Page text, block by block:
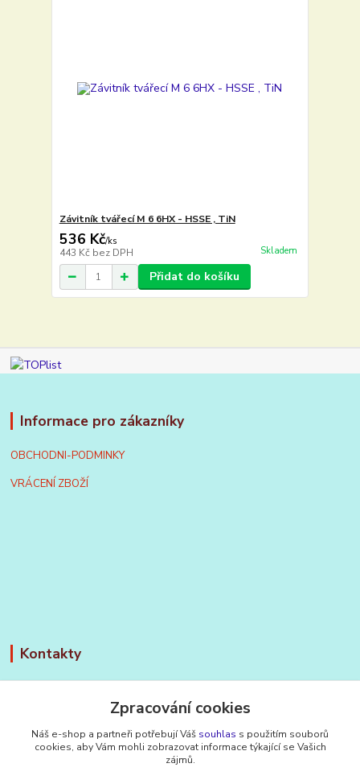
Závitník tvářecí M 6 6HX - HSSE , TiN
536 Kč/ks
443 Kč bez DPH Skladem
Přidat do košíku
Informace pro zákazníky
OBCHODNI-PODMINKY
VRÁCENÍ ZBOŽÍ
Kontakty
+420 603 260 312
Po - Pá, 7-16 hod
Zpracování cookies
Náš e-shop a partneři potřebují Váš souhlas s použitím souborů
cookies, aby Vám mohli zobrazovat informace týkající se Vašich
zájmů.